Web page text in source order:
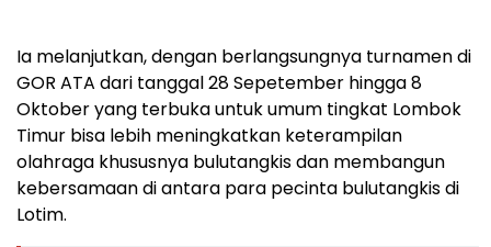
Ia melanjutkan, dengan berlangsungnya turnamen di
GOR ATA dari tanggal 28 Sepetember hingga 8
Oktober yang terbuka untuk umum tingkat Lombok
Timur bisa lebih meningkatkan keterampilan
olahraga khususnya bulutangkis dan membangun
kebersamaan di antara para pecinta bulutangkis di
Lotim.